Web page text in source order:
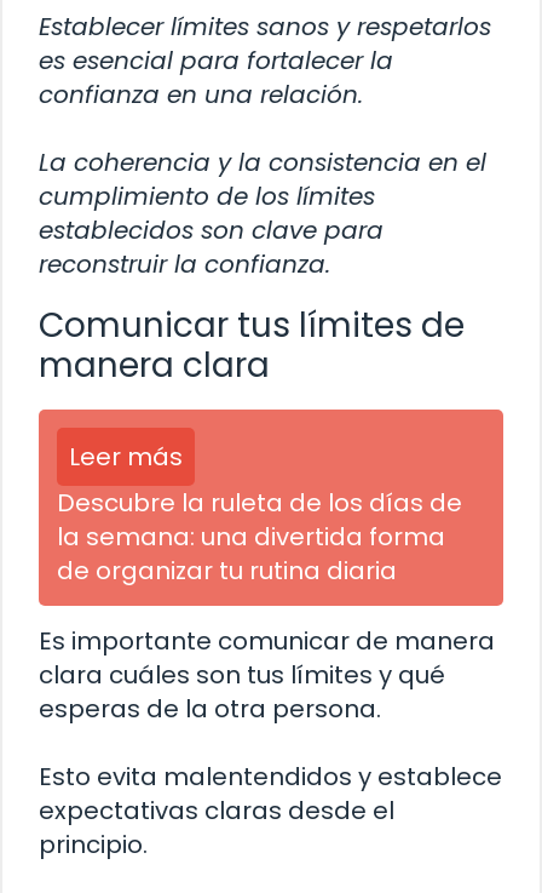
Establecer límites sanos y respetarlos
es esencial para fortalecer la
confianza en una relación.
La coherencia y la consistencia en el
cumplimiento de los límites
establecidos son clave para
reconstruir la confianza.
Comunicar tus límites de
manera clara
Leer más
Descubre la ruleta de los días de
la semana: una divertida forma
de organizar tu rutina diaria
Es importante comunicar de manera
clara cuáles son tus límites y qué
esperas de la otra persona.
Esto evita malentendidos y establece
expectativas claras desde el
principio.